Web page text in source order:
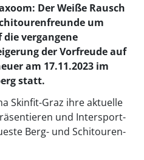
Der Weiße Rausch
um
vergangene
der Vorfreude auf
am 17.11.2023 im
statt.
Skinfit-Graz ihre aktuelle
und Intersport-
Berg- und Schitouren-